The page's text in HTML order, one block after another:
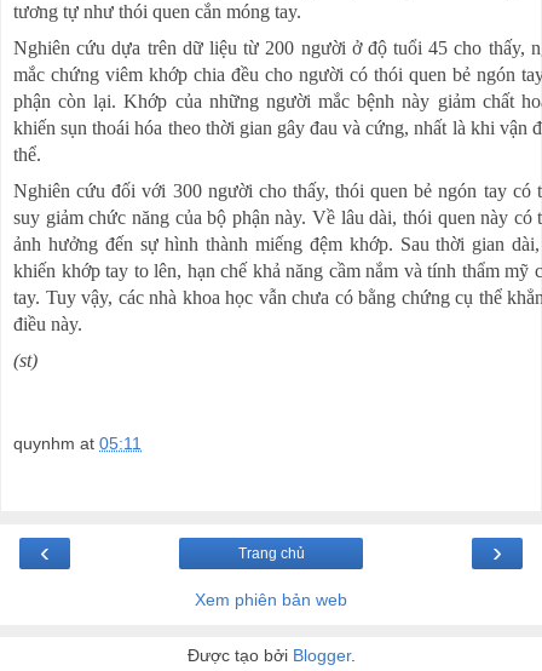
tương tự như thói quen cắn móng tay.
Nghiên cứu dựa trên dữ liệu từ 200 người ở độ tuổi 45 cho thấy,
mắc chứng viêm khớp chia đều cho người có thói quen bẻ ngón
phận còn lại. Khớp của những người mắc bệnh này giảm chất
khiến sụn thoái hóa theo thời gian gây đau và cứng, nhất là khi vận
thể.
Nghiên cứu đối với 300 người cho thấy, thói quen bẻ ngón tay có
suy giảm chức năng của bộ phận này. Về lâu dài, thói quen này có
ảnh hưởng đến sự hình thành miếng đệm khớp. Sau thời gian
khiến khớp tay to lên, hạn chế khả năng cầm nắm và tính thẩm mỹ
tay. Tuy vậy, các nhà khoa học vẫn chưa có bằng chứng cụ thể
điều này.
(st)
quynhm at 05:11
‹ ›
Trang chủ
Xem phiên bản web
Được tạo bởi Blogger.